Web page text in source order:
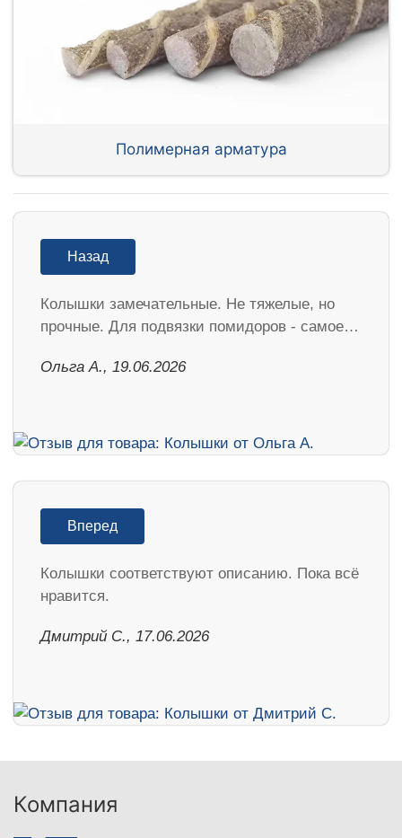
Полимерная арматура
Назад
Колышки замечательные. Не тяжелые, но
прочные. Для подвязки помидоров - самое…
Ольга А., 19.06.2026
Вперед
Колышки соответствуют описанию. Пока всё
нравится.
Дмитрий С., 17.06.2026
Компания